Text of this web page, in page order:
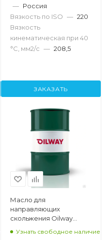
— Россия
Вязкость по ISO — 220
Вязкость
кинематическая при 40
°С, мм2/с — 208,5
ЗАКАЗАТЬ
Масло для
направляющих
скольжения Oilway
Sintez MNS 68, 216,5л
Узнать свободное наличие